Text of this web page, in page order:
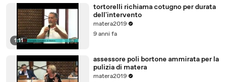
1:11
tortorelli richiama cotugno per durata
dell'intervento
matera2019
9 anni fa
assessore poli bortone ammirata per la
pulizia di matera
matera2019